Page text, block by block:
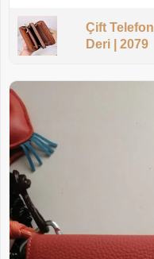
Çift
Deri | 2079